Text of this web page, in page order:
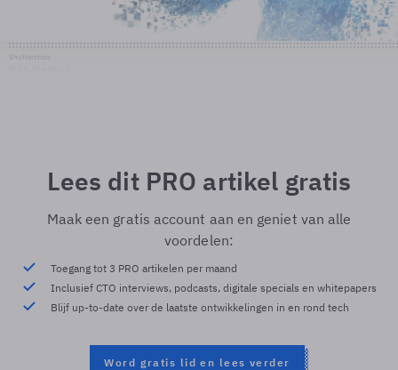
Lees dit PRO artikel gratis
Maak een gratis account aan en geniet van alle
voordelen:
Toegang tot 3 PRO artikelen per maand
Inclusief CTO interviews, podcasts, digitale specials en whitepapers
Blijf up-to-date over de laatste ontwikkelingen in en rond tech
Word gratis lid en lees verder